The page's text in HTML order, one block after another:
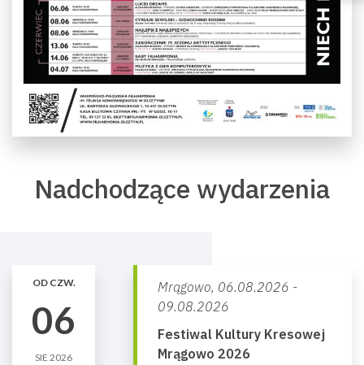
Nadchodzące wydarzenia
OD CZW.
06
SIE 2026
Mrągowo, 06.08.2026 -
09.08.2026
Festiwal Kultury Kresowej
Mrągowo 2026